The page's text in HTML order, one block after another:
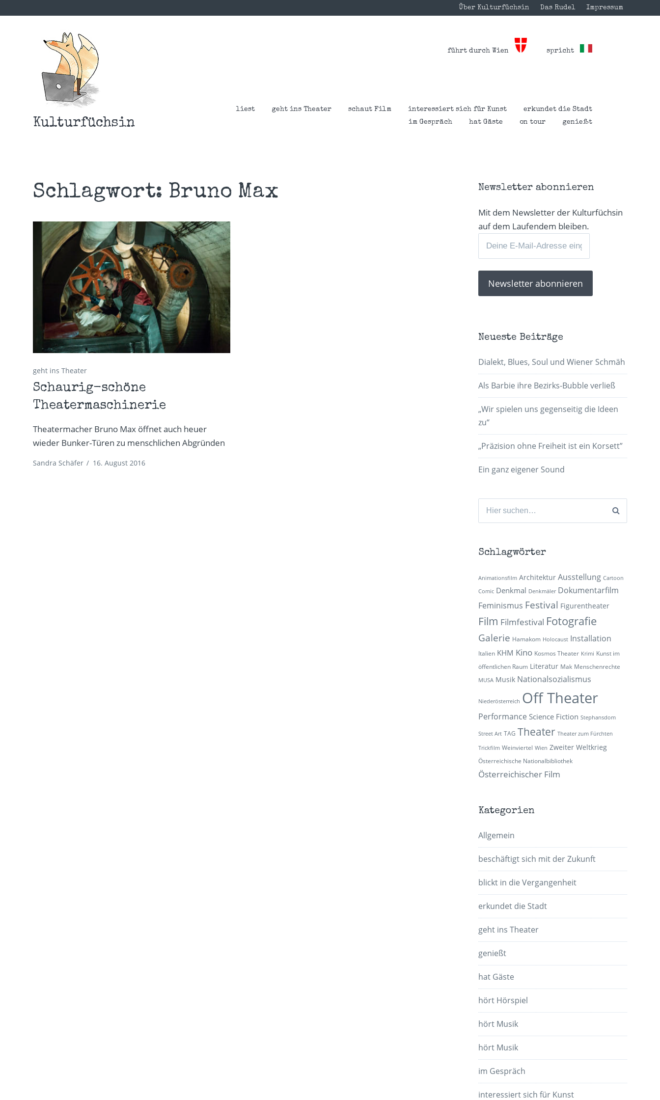
Über Kulturfüchsin Das Rudel Impressum
Kulturfüchsin
führt durch Wien spricht
liest geht ins Theater schaut Film interessiert sich für Kunst
erkundet die Stadt
im Gespräch
hat Gäste on tour genießt
Schlagwort: Bruno Max
geht ins Theater
Schaurig-schöne
Theatermaschinerie
Theatermacher Bruno Max öffnet auch heuer
wieder Bunker-Türen zu menschlichen Abgründen
Sandra Schäfer / 16. August 2016
Newsletter abonnieren
Mit dem Newsletter der Kulturfüchsin
auf dem Laufendem bleiben.
Neueste Beiträge
Dialekt, Blues, Soul und Wiener Schmäh
Als Barbie ihre Bezirks-Bubble verließ
„Wir spielen uns gegenseitig die Ideen
zu“
„Präzision ohne Freiheit ist ein Korsett”
Ein ganz eigener Sound
Suchen
Schlagwörter
Animationsfilm Architektur Ausstellung Cartoon
Comic Denkmal Denkmäler Dokumentarfilm
Feminismus Festival Figurentheater
Film Filmfestival Fotografie
Galerie Hamakom Holocaust Installation
Italien KHM Kino Kosmos Theater Krimi Kunst im
öffentlichen Raum Literatur Mak Menschenrechte
MUSA Musik Nationalsozialismus
Niederösterreich Off Theater
Performance Science Fiction Stephansdom
Street Art TAG Theater Theater zum Fürchten
Trickfilm Weinviertel Wien Zweiter Weltkrieg
Österreichische Nationalbibliothek
Österreichischer Film
Kategorien
Allgemein
beschäftigt sich mit der Zukunft
blickt in die Vergangenheit
erkundet die Stadt
geht ins Theater
genießt
hat Gäste
hört Hörspiel
hört Musik
hört Musik
im Gespräch
interessiert sich für Kunst